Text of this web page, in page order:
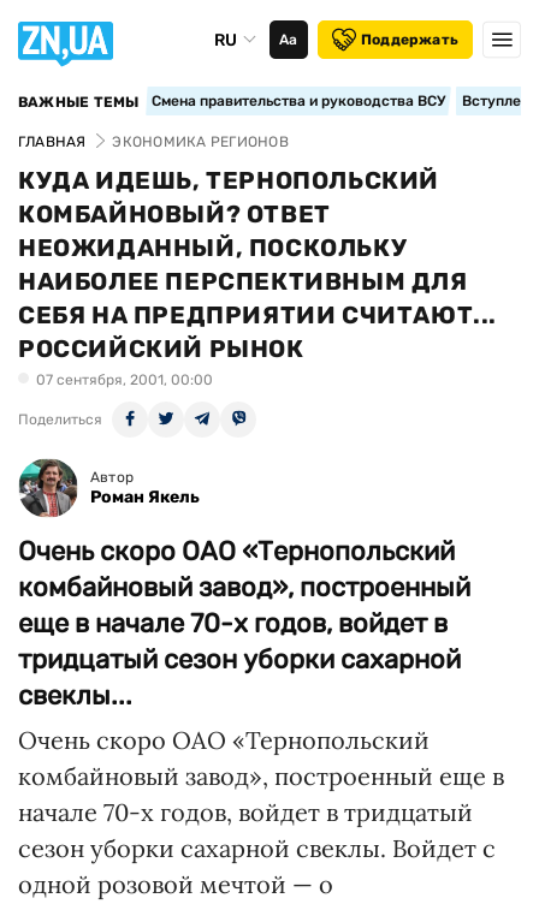
RU Аа Поддержать
ВАЖНЫЕ ТЕМЫ Смена правительства и руководства ВСУ
ГЛАВНАЯ ЭКОНОМИКА РЕГИОНОВ
КУДА ИДЕШЬ, ТЕРНОПОЛЬСКИЙ
КОМБАЙНОВЫЙ? ОТВЕТ
НЕОЖИДАННЫЙ, ПОСКОЛЬКУ
НАИБОЛЕЕ ПЕРСПЕКТИВНЫМ ДЛЯ
СЕБЯ НА ПРЕДПРИЯТИИ СЧИТАЮТ...
РОССИЙСКИЙ РЫНОК
07 сентября, 2001, 00:00
Поделиться
Автор
Роман Якель
Очень скоро ОАО «Тернопольский
комбайновый завод», построенный
еще в начале 70-х годов, войдет в
тридцатый сезон уборки сахарной
свеклы...
Очень скоро ОАО «Тернопольский
комбайновый завод», построенный еще в
начале 70-х годов, войдет в тридцатый
сезон уборки сахарной свеклы. Войдет с
одной розовой мечтой — о